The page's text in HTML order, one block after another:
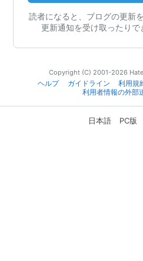
読者になると、ブログの更新
更新通知を受け取ったりで
Copyright (C) 2001-2026
ヘルプ
ガイドライン 利用規
利用者情報の外部
日本語 PC版